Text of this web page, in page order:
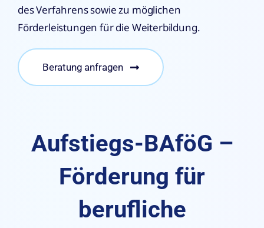
des Verfahrens sowie zu möglichen
Förderleistungen für die Weiterbildung.
Beratung anfragen
Aufstiegs-BAföG –
Förderung für
berufliche